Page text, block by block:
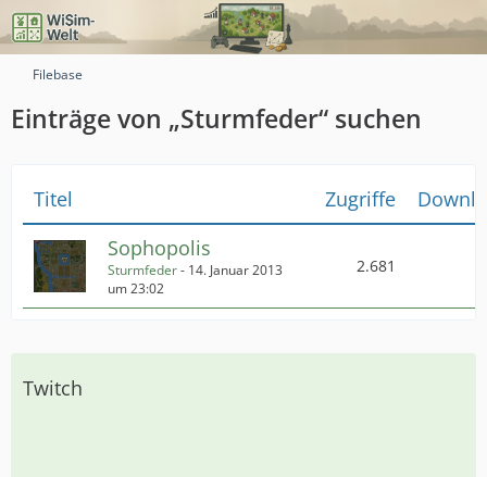
Filebase
Einträge von „Sturmfeder“ suchen
Titel Zugriffe
Sophopolis
Sturmfeder- 14. Januar 2013
um 23:02
2.681
Twitch